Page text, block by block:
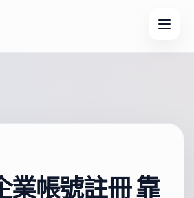
業帳號註冊 靠